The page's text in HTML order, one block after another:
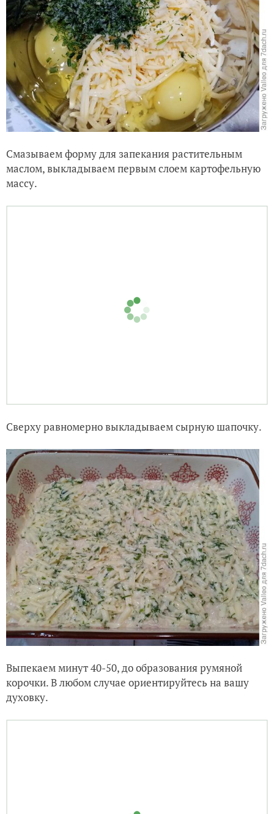
Смазываем форму для запекания растительным
маслом, выкладываем первым слоем картофельную
массу.
Сверху равномерно выкладываем сырную шапочку.
Выпекаем минут 40-50, до образования румяной
корочки. В любом случае ориентируйтесь на вашу
духовку.